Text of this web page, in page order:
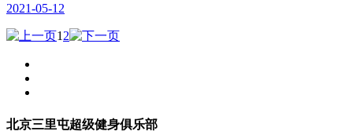
2021-05-12
12
北京三里屯超级健身俱乐部